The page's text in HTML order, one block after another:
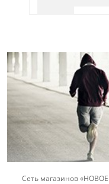
Сеть магазинов «НОВОЕ